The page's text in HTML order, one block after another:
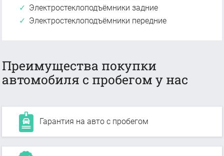
Электростеклоподъёмники задние
Электростеклоподъёмники передние
Преимущества покупки
автомобиля с пробегом у нас
Гарантия на авто с пробегом